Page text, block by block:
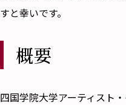
すと幸いです。
概要
四国学院大学アーティスト